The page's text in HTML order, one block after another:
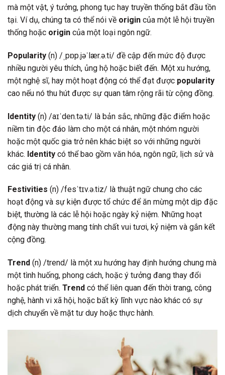
mà một vật, ý tưởng, phong tục hay truyền thống bắt đầu tồn
tại. Ví dụ, chúng ta có thể nói về origin của một lễ hội truyền
thống hoặc origin của một loại ngôn ngữ.
Popularity (n) /ˌpɒp.jəˈlær.ə.ti/ đề cập đến mức độ được
nhiều người yêu thích, ủng hộ hoặc biết đến. Một xu hướng,
một nghệ sĩ, hay một hoạt động có thể đạt được popularity
cao nếu nó thu hút được sự quan tâm rộng rãi từ cộng đồng.
Identity (n) /aɪˈden.tə.ti/ là bản sắc, những đặc điểm hoặc
niềm tin độc đáo làm cho một cá nhân, một nhóm người
hoặc một quốc gia trở nên khác biệt so với những người
khác. Identity có thể bao gồm văn hóa, ngôn ngữ, lịch sử và
các giá trị cá nhân.
Festivities (n) /fesˈtɪv.ə.tiz/ là thuật ngữ chung cho các
hoạt động và sự kiện được tổ chức để ăn mừng một dịp đặc
biệt, thường là các lễ hội hoặc ngày kỷ niệm. Những hoạt
động này thường mang tính chất vui tươi, kỷ niệm và gắn kết
cộng đồng.
Trend (n) /trend/ là một xu hướng hay định hướng chung mà
một tình huống, phong cách, hoặc ý tưởng đang thay đổi
hoặc phát triển. Trend có thể liên quan đến thời trang, công
nghệ, hành vi xã hội, hoặc bất kỳ lĩnh vực nào khác có sự
dịch chuyển về mặt tư duy hoặc thực hành.